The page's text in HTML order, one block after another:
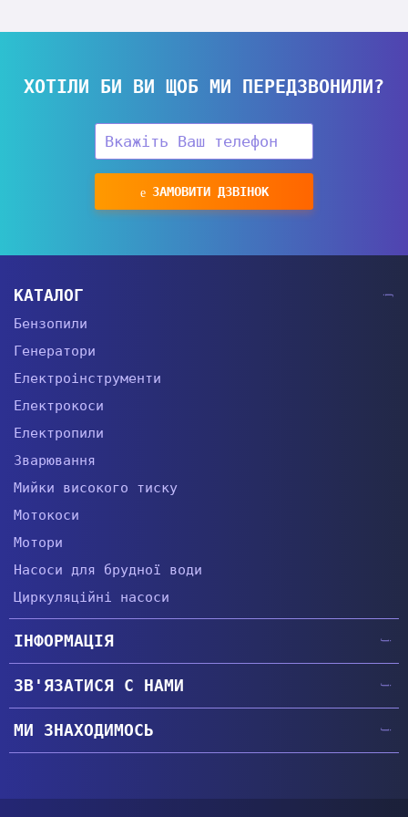
ХОТІЛИ БИ ВИ ЩОБ МИ ПЕРЕДЗВОНИЛИ?
ЗАМОВИТИ ДЗВІНОК
КАТАЛОГ
Бензопили
Генератори
Електроінструменти
Електрокоси
Електропили
Зварювання
Мийки високого тиску
Мотокоси
Мотори
Насоси для брудної води
Циркуляційні насоси
ІНФОРМАЦІЯ
Головна
Гарантії
Доставка та оплата
Про компанію
ЗВ'ЯЗАТИСЯ С НАМИ
+38 (057) 764-63-34
+38 (067) 474-66-44
+38 (050) 474-66-44
МИ ЗНАХОДИМОСЬ